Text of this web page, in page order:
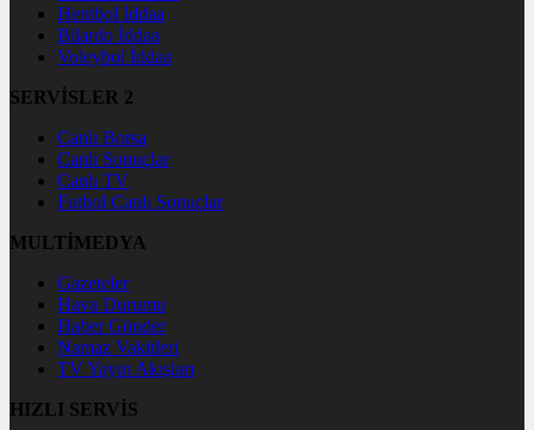
Hentbol İddaa
Bilardo İddaa
Voleybol İddaa
SERVİSLER 2
Canlı Borsa
Canlı Sonuçlar
Canlı TV
Futbol Canlı Sonuçlar
MULTİMEDYA
Gazeteler
Hava Durumu
Haber Gönder
Namaz Vakitleri
TV Yayın Akışları
HIZLI SERVİS